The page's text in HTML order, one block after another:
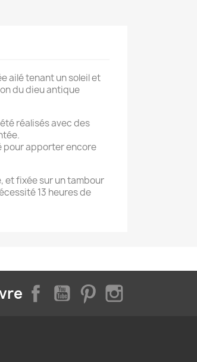
ailé tenant un soleil et
du dieu antique
réalisés avec des
pour apporter encore
et fixée sur un tambour
13 heures de
FacebookYouTubePinterest